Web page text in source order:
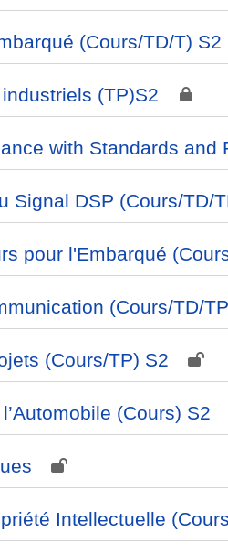
(Cours/TD/T) S2
(TP)S2
with Standards and
Signal DSP (Cours/TD/
pour l'Embarqué
(Cours/TD/
(Cours/TP) S2
(Cours) S2
Intellectuelle